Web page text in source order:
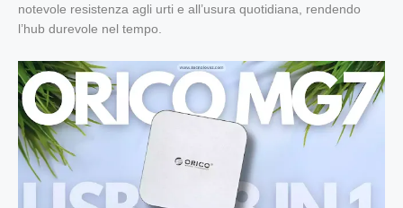
notevole resistenza agli urti e all’usura quotidiana, rendendo
l’hub durevole nel tempo.